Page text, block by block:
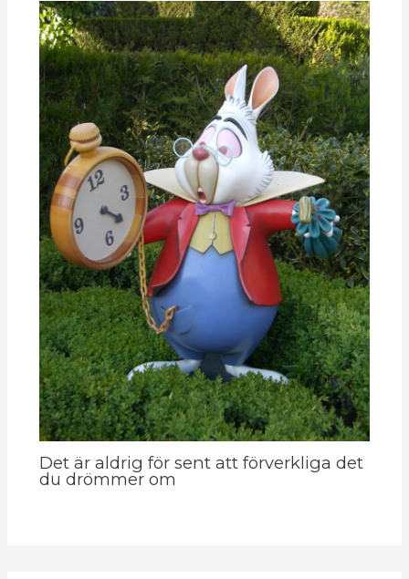
Det är aldrig för sent att förverkliga det
du drömmer om